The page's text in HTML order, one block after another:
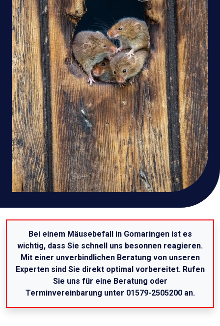
Bei einem Mäusebefall in Gomaringen ist es
wichtig, dass Sie schnell uns besonnen reagieren.
Mit einer unverbindlichen Beratung von unseren
Experten sind Sie direkt optimal vorbereitet. Rufen
Sie uns für eine Beratung oder
Terminvereinbarung unter 01579-2505200 an.